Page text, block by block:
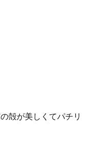
殻が美しくてパチリ